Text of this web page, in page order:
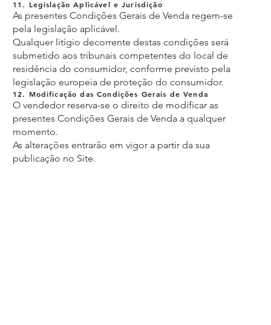
11. Legislação Aplicável e Jurisdição
As presentes Condições Gerais de Venda regem-se
pela legislação aplicável.
Qualquer litígio decorrente destas condições será
submetido aos tribunais competentes do local de
residência do consumidor, conforme previsto pela
legislação europeia de proteção do consumidor.
12. Modificação das Condições Gerais de Venda
O vendedor reserva-se o direito de modificar as
presentes Condições Gerais de Venda a qualquer
momento.
As alterações entrarão em vigor a partir da sua
publicação no Site.